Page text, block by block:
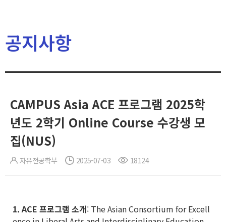
공지사항
CAMPUS Asia ACE 프로그램 2025학
년도 2학기 Online Course 수강생 모
집(NUS)
자유전공학부 2025-07-03 18124
1. ACE 프로그램 소개: The Asian Consortium for Excell